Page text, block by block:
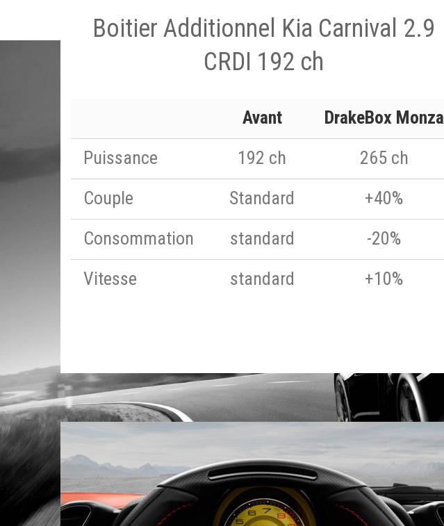
Boitier Additionnel Kia Carnival 2.9
CRDI 192 ch
Avant
DrakeBox Monza
Puissance
192 ch
265 ch
Couple
Standard
+40%
Consommation
standard
-20%
Vitesse
standard +10%